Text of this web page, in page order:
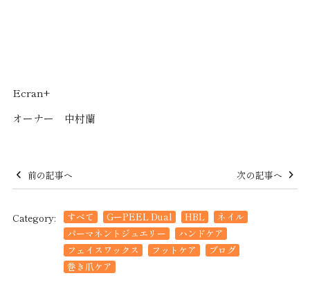
Ecran+
オーナー 中村蘭
前の記事へ 次の記事へ
Category: すべて GーPEEL Dual HBL
ネイル
パーマネントジュエリー
ハンドケア
フェイスワックス
フットケア
ブログ
巻き爪ケア